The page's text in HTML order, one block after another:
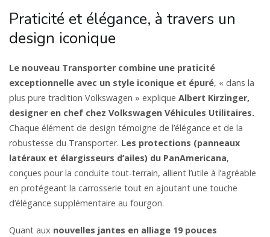
Praticité et élégance, à travers un
design iconique
Le nouveau Transporter combine une praticité
exceptionnelle avec un style iconique et épuré, « dans la
plus pure tradition Volkswagen » explique Albert Kirzinger,
designer en chef chez Volkswagen Véhicules Utilitaires.
Chaque élément de design témoigne de l’élégance et de la
robustesse du Transporter. Les protections (panneaux
latéraux et élargisseurs d’ailes) du PanAmericana,
conçues pour la conduite tout-terrain, allient l’utile à l’agréable
en protégeant la carrosserie tout en ajoutant une touche
d’élégance supplémentaire au fourgon.
Quant aux nouvelles jantes en alliage 19 pouces